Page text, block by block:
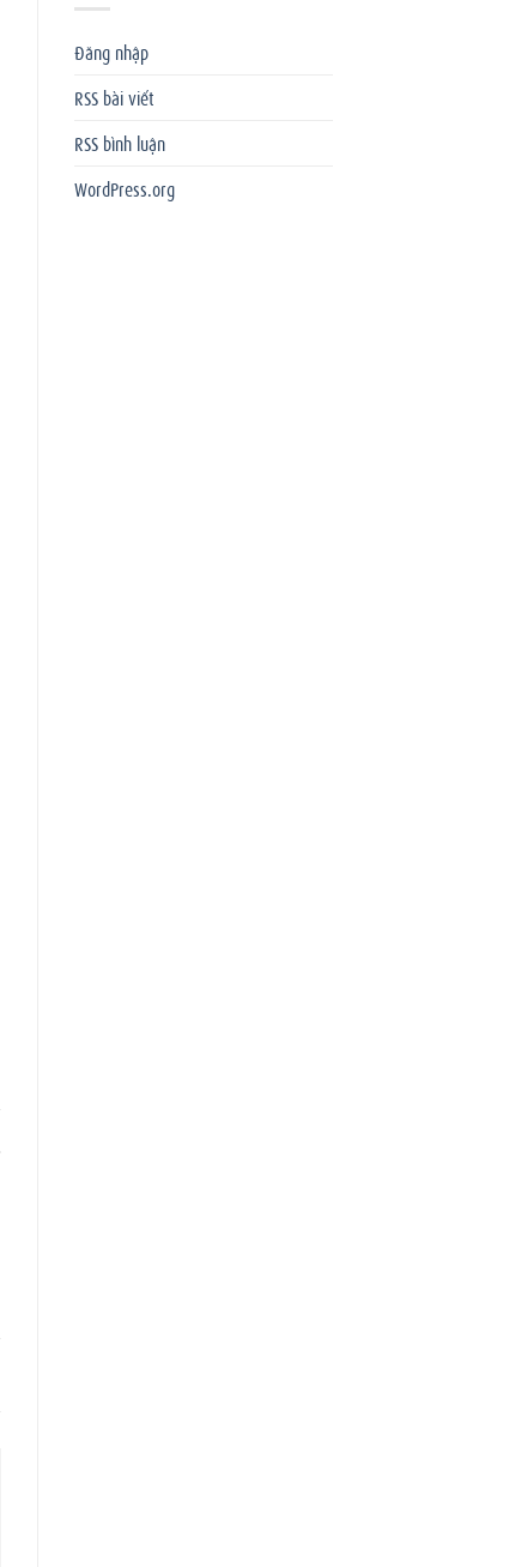
Đăng nhập
RSS bài viết
RSS bình luận
WordPress.org